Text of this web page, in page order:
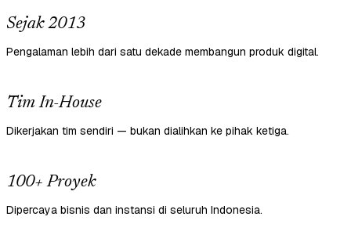
Sejak 2013
Pengalaman lebih dari satu dekade membangun produk digital.
Tim In-House
Dikerjakan tim sendiri — bukan dialihkan ke pihak ketiga.
100+ Proyek
Dipercaya bisnis dan instansi di seluruh Indonesia.